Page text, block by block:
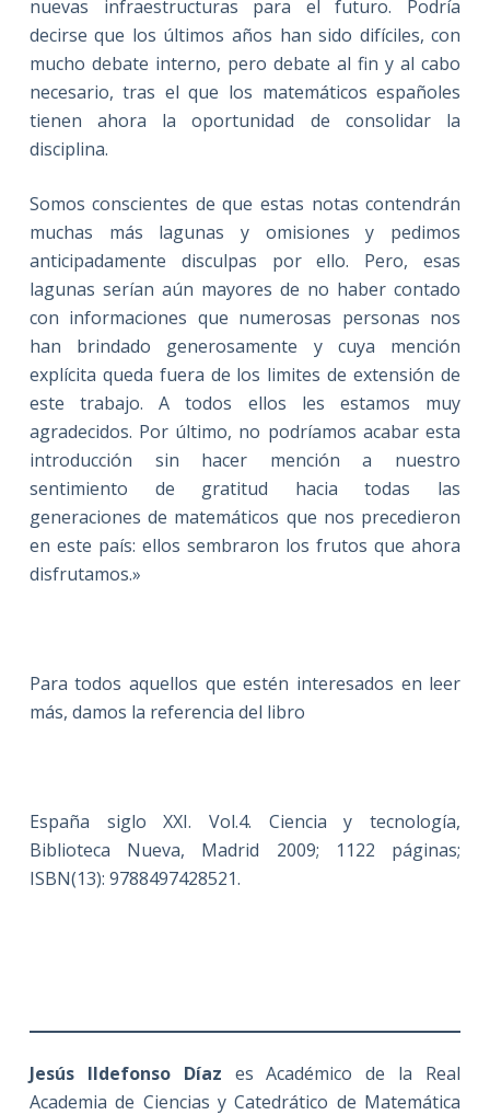
nuevas infraestructuras para el futuro. Podría
decirse que los últimos años han sido difíciles, con
mucho debate interno, pero debate al fin y al cabo
necesario, tras el que los matemáticos españoles
tienen ahora la oportunidad de consolidar la
disciplina.
Somos conscientes de que estas notas contendrán
muchas más lagunas y omisiones y pedimos
anticipadamente disculpas por ello. Pero, esas
lagunas serían aún mayores de no haber contado
con informaciones que numerosas personas nos
han brindado generosamente y cuya mención
explícita queda fuera de los limites de extensión de
este trabajo. A todos ellos les estamos muy
agradecidos. Por último, no podríamos acabar esta
introducción sin hacer mención a nuestro
sentimiento de gratitud hacia todas las
generaciones de matemáticos que nos precedieron
en este país: ellos sembraron los frutos que ahora
disfrutamos.»
Para todos aquellos que estén interesados en leer
más, damos la referencia del libro
España siglo XXI. Vol.4. Ciencia y tecnología,
Biblioteca Nueva, Madrid 2009; 1122 páginas;
ISBN(13): 9788497428521.
Jesús Ildefonso Díaz es Académico de la Real
Academia de Ciencias y Catedrático de Matemática